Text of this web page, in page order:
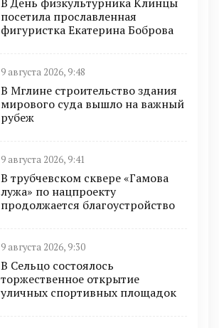
посетила прославленная
фигуристка Екатерина Боброва
9 августа 2026, 9:48
В Мглине строительство здания
мирового суда вышло на важный
рубеж
9 августа 2026, 9:41
В трубчевском сквере «Гамова
лужа» по нацпроекту
продолжается благоустройство
9 августа 2026, 9:30
В Сельцо состоялось
торжественное открытие
уличных спортивных площадок